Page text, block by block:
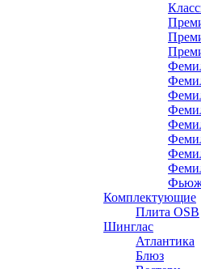
Комплектующие
Плита OSB
Шинглас
Атлантика
Блюз